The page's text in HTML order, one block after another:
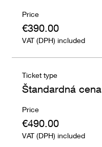
Price
€390.00
VAT (DPH) included
Ticket type
Štandardná cena
Price
€490.00
VAT (DPH) included